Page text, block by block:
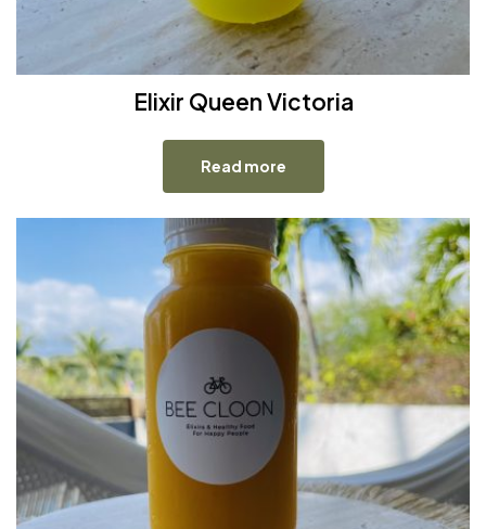
Elixir Queen Victoria
Read more